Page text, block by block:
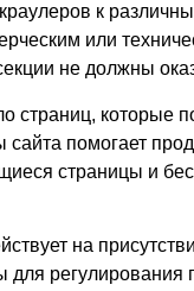
к
или
не должны
страниц, которые
помогает
страницы и
на
для